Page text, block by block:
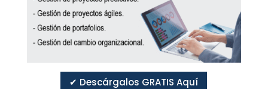
✔ Descárgalos GRATIS Aquí